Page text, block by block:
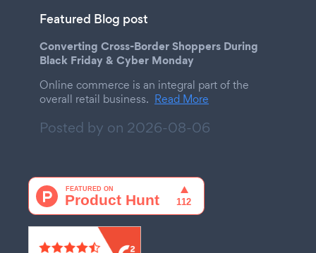
Featured Blog post
Converting Cross-Border Shoppers During
Black Friday & Cyber Monday
Online commerce is an integral part of the
overall retail business. Read More
Posted by on 2026-08-06